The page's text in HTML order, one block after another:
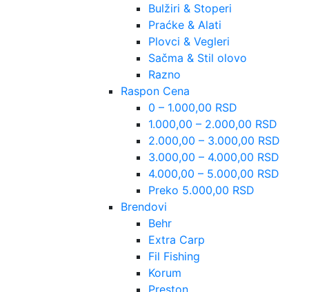
Bulžiri & Stoperi
Praćke & Alati
Plovci & Vegleri
Sačma & Stil olovo
Razno
Raspon Cena
0 – 1.000,00 RSD
1.000,00 – 2.000,00 RSD
2.000,00 – 3.000,00 RSD
3.000,00 – 4.000,00 RSD
4.000,00 – 5.000,00 RSD
Preko 5.000,00 RSD
Brendovi
Behr
Extra Carp
Fil Fishing
Korum
Preston